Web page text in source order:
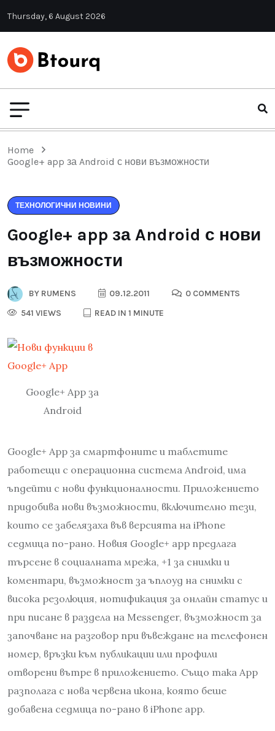
Thursday, 6 August 2026
Home
Google+ app за Android с нови възможности
ТЕХНОЛОГИЧНИ НОВИНИ
Google+ app за Android с нови
възможности
BY RUMENS 09.12.2011
0 COMMENTS
541 VIEWS
READ IN 1 MINUTE
Google+ App за
Android
Google+ App за смартфоните и таблетите
работещи с операционна система Android, има
ъпдейти с нови функционалности. Приложението
придобива нови възможности, включително тези,
които се забелязаха във версията на iPhone
седмица по-рано. Новия Google+ app предлага
търсене в социалната мрежа, +1 за снимки и
коментари, възможност за ъплоуд на снимки с
висока резолюция, нотификация за онлайн статус и
при писане в раздела на Messenger, възможност за
започване на разговор при въвеждане на телефонен
номер, връзки към публикации или профили
отворени вътре в приложението. Също така App
разполага с нова червена икона, която беше
добавена седмица по-рано в iPhone app.